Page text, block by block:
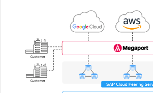
我可以使用 SAP Cloud
Peering 连接运行在其他云
平台上的 SAP HEC 吗？
Juniper
Megaport 授权书
使用 API 创建 MCR VXC
从 MCR 创建到 Azure 的
Megaport Portal 认证常见